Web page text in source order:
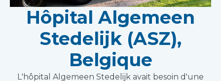
Hôpital Algemeen
Stedelijk (ASZ),
Belgique
L'hôpital Algemeen Stedelijk avait besoin d'une